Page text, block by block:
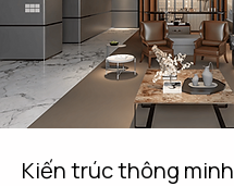
Kiến trúc thông minh